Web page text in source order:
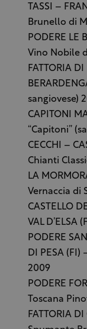
TASSI –
Brunello di
PODERE LE
Vino Nobile
FATTORIA
sangiovese)
CAPITONI
“Capitoni”
CECCHI –
Chianti
LA
Vernaccia di
CASTELLO
VAL D’ELSA
PODERE
DI PESA (FI)
2009
PODERE
Toscana
FATTORIA